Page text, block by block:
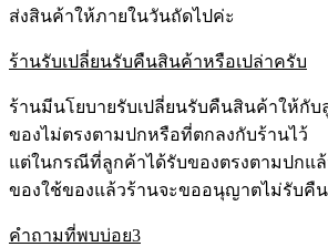
ส่งสินค้าให้ภายในวันถัดไปค่ะ
ร้านรับเปลี่ยนรับคืนสินค้าหรือเปล่าครับ
ร้านมีนโยบายรับเปลี่ยนรับคืนสินค้าให้กั
ของไม่ตรงตามปกหรือที่ตกลงกับร้านไว้
แต่ในกรณีที่ลูกค้าได้รับของตรงตามปกแ
ของใช้ของแล้วร้านจะขออนุญาตไม่รับคื
คำถามที่พบบ่อย3